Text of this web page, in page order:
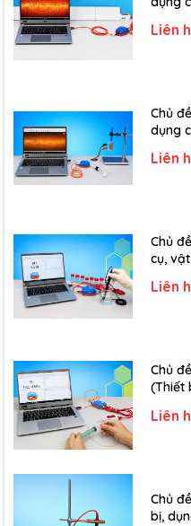
Liên
Chủ
dụng
Liên
Chủ
cụ,
Liên
Chủ
(Thiết
Liên
Chủ
bị,